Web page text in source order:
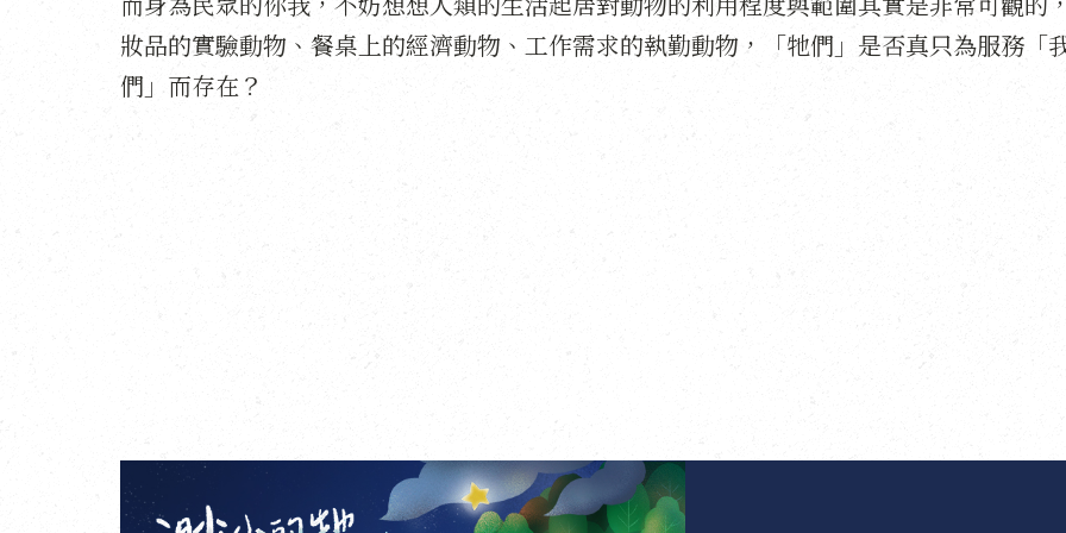
妝品的實驗動物、餐桌上的經濟動物、工作需求的執勤動物，「牠們」是否真只為服務「
們」而存在？